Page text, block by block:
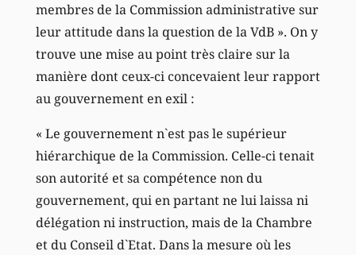
membres de la Commission administrative sur
leur attitude dans la question de la VdB ». On y
trouve une mise au point très claire sur la
manière dont ceux-ci concevaient leur rapport
au gouvernement en exil :
« Le gouvernement n`est pas le supérieur
hiérarchique de la Commission. Celle-ci tenait
son autorité et sa compétence non du
gouvernement, qui en partant ne lui laissa ni
délégation ni instruction, mais de la Chambre
et du Conseil d`Etat. Dans la mesure où les